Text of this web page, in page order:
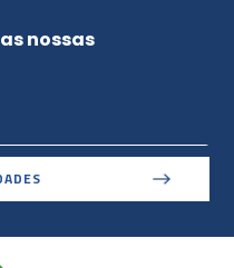
nossas